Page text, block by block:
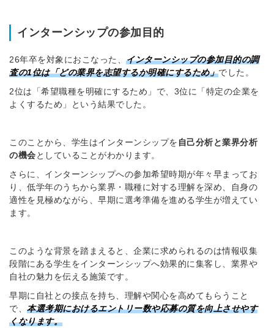
インターンシップの参加目的
26年卒を対象におこなった、 インターンシップの参加目的の調
査の1位は「どの業界を志望するか明確にするため」でした。
2位は「希望職種を明確にするため」で、3位に「特定の企業を
よくするため」という結果でした。
このことから、学生はインターンシップを 自己分析と業界分析
の機会としていることがわかります。
さらに、インターンシップへの参加希望時期が年々早まってお
り、低学年のうちから業界・職種に対する理解を深め、自身の
適性を見極めながら、早期に選考準備を進める学生が増えてい
ます。
このような背景を踏まえると、企業に求められるのは情報収集
段階にある学生をインターンシップへ効果的に集客し、業界や
自社の魅力を伝える施策です。
早期に自社との接点を持ち、理解や関心を高めてもらうこと
で、 本選考期におけるエントリー数や応募の質を向上させやす
くなります。
をご利用する
要です。
採用課題の解決、新しい採用の
取り組みなどを取材したインタ
ビュー記事が読める
採用に役立つ記事・資料が届く
メールアドレス